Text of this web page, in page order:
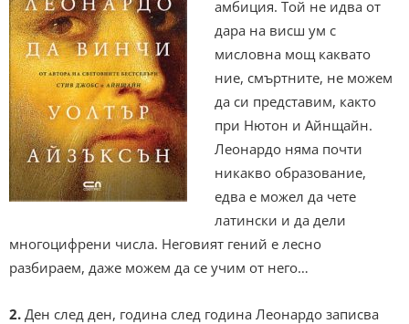
амбиция. Той не идва от
дара на висш ум с
мисловна мощ каквато
ние, смъртните, не можем
да си представим, както
при Нютон и Айнщайн.
Леонардо няма почти
никакво образование,
едва е можел да чете
латински и да дели
многоцифрени числа. Неговият гений е лесно
разбираем, даже можем да се учим от него…
2. Ден след ден, година след година Леонардо записва